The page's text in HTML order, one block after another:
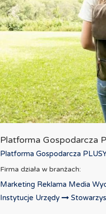
Platforma Gospodarcza
Platforma Gospodarcza
Firma działa w branżach:
Marketing Reklama Media
Instytucje Urzędy